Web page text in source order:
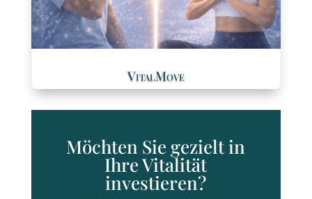
VitalMove
Möchten Sie gezielt in
Ihre Vitalität
investieren?